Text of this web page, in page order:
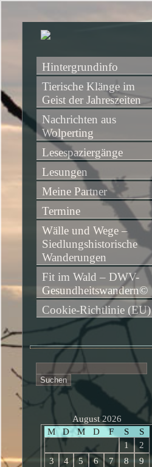
Hintergrundinfo
Tierische Klänge im
Geist der Jahreszeiten
Nachrichten aus
Wolperting
Lesespaziergänge
Lesungen
Meine Partner
Termine
Wälle und Wege –
Siedlungshistorische
Wanderungen
Fit im Wald – DWV-
Gesundheitswandern©
Cookie-Richtlinie (EU)
nach:
August 2026
M
D M D F S
S
1
2
3
4 5 6 7 8
9